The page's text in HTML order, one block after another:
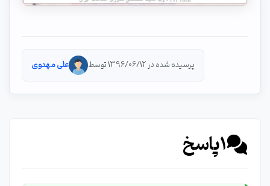
پرسیده شده در 1396/06/12 توسط علی مهدوی
1پاسخ